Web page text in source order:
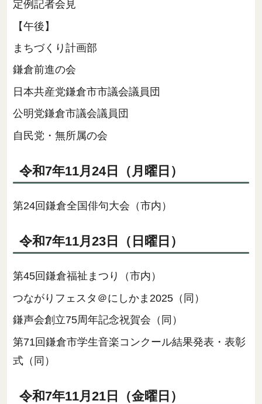
定例記者会見
【午後】
まちづくり計画部
鎌倉前進の会
日本共産党鎌倉市市議会議員団
公明党鎌倉市議会議員団
自民党・無所属の会
令和7年11月24日（月曜日）
第24回鎌倉全国俳句大会（市内）
令和7年11月23日（日曜日）
第45回鎌倉福祉まつり（市内）
つながりフェスタ＠にしかま2025（同）
鎌声会創立75周年記念祝賀会（同）
第71回鎌倉市学生音楽コンクール結果発表・表彰
式（同）
令和7年11月21日（金曜日）